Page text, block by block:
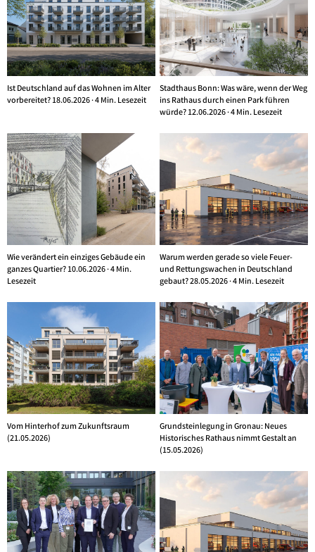
Ist Deutschland auf das Wohnen im Alter
vorbereitet? 18.06.2026 · 4 Min. Lesezeit
Stadthaus Bonn: Was wäre, wenn der Weg
ins Rathaus durch einen Park führen
würde? 12.06.2026 · 4 Min. Lesezeit
Wie verändert ein einziges Gebäude ein
ganzes Quartier? 10.06.2026 · 4 Min.
Lesezeit
Warum werden gerade so viele Feuer-
und Rettungswachen in Deutschland
gebaut? 28.05.2026 · 4 Min. Lesezeit
Vom Hinterhof zum Zukunftsraum
(21.05.2026)
Grundsteinlegung in Gronau: Neues
Historisches Rathaus nimmt Gestalt an
(15.05.2026)